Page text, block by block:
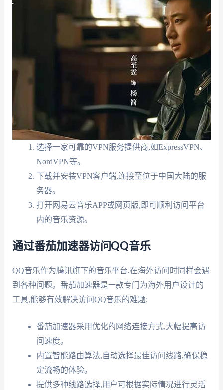
选择一家可靠的VPN服务提供商,如ExpressVPN、
NordVPN等。
下载并安装VPN客户端,连接至位于中国大陆的服
务器。
打开网易云音乐APP或网页版,即可顺利访问平台
内的音乐资源。
通过番茄加速器访问QQ音乐
QQ音乐作为腾讯旗下的音乐平台,在海外访问时同样会遇
到各种问题。番茄加速器是一款专门为海外用户设计的
工具,能够有效解决访问QQ音乐的难题:
番茄加速器采用优化的网络连接方式,大幅提高访
问速度。
内置智能路由算法,自动选择最佳访问线路,确保稳
定流畅的体验。
提供多种线路选择,用户可根据实际情况进行灵活